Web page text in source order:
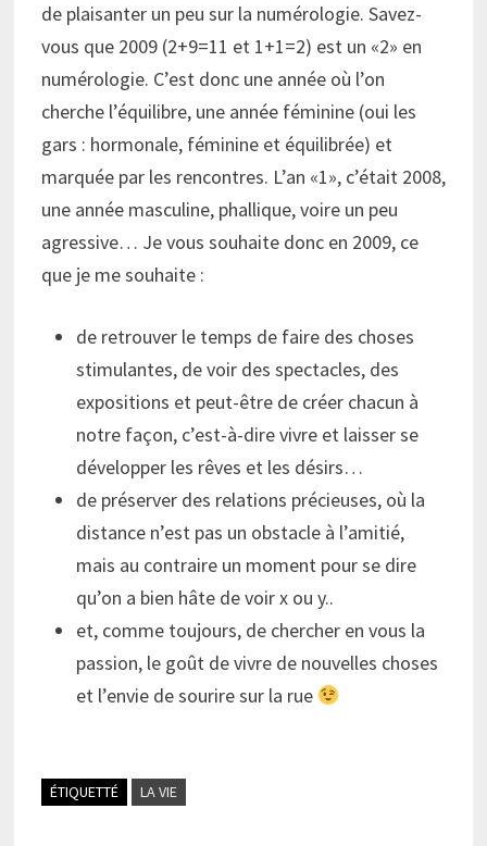
de plaisanter un peu sur la numérologie. Savez-
vous que 2009 (2+9=11 et 1+1=2) est un «2» en
numérologie. C’est donc une année où l’on
cherche l’équilibre, une année féminine (oui les
gars : hormonale, féminine et équilibrée) et
marquée par les rencontres. L’an «1», c’était 2008,
une année masculine, phallique, voire un peu
agressive… Je vous souhaite donc en 2009, ce
que je me souhaite :
de retrouver le temps de faire des choses
stimulantes, de voir des spectacles, des
expositions et peut-être de créer chacun à
notre façon, c’est-à-dire vivre et laisser se
développer les rêves et les désirs…
de préserver des relations précieuses, où la
distance n’est pas un obstacle à l’amitié,
mais au contraire un moment pour se dire
qu’on a bien hâte de voir x ou y..
et, comme toujours, de chercher en vous la
passion, le goût de vivre de nouvelles choses
et l’envie de sourire sur la rue
ÉTIQUETTÉ LA VIE